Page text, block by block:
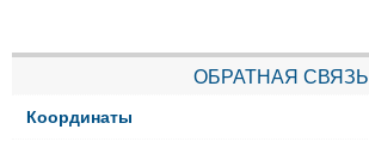
ОБРАТНАЯ СВЯЗЬ
Координаты